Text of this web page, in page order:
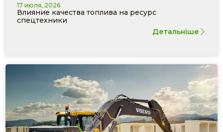
17 июля, 2026
Влияние качества топлива на ресурс
спецтехники
Детальніше